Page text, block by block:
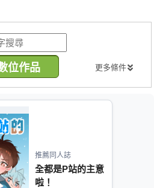
更多條件
推薦同人誌
全都是P站的主意
啦！